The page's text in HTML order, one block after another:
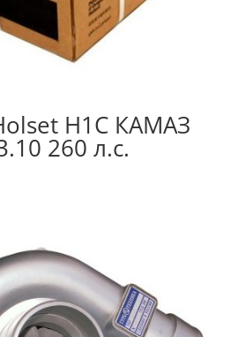
H1C КАМАЗ
260 л.с.